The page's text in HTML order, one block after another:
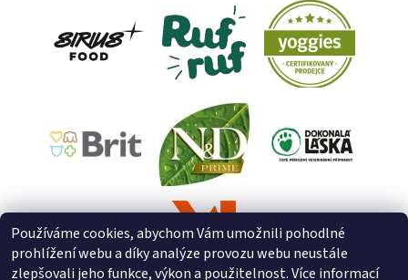
Používáme cookies, abychom Vám umožnili pohodlné
prohlížení webu a díky analýze provozu webu neustále
zlepšovali jeho funkce, výkon a použitelnost. Více informací